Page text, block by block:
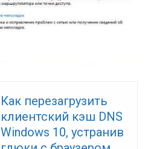
Как перезагрузить
клиентский кэш DNS
Windows 10, устранив